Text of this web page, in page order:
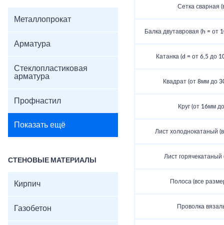
Металлопрокат
Арматура
Стеклопластиковая
арматура
Профнастил
Показать ещё
СТЕНОВЫЕ МАТЕРИАЛЫ
Кирпич
Газобетон
Сетка сварная
Балка двутавровая (h = от
Катанка (d = от 6,5 до
Квадрат (от 8мм до
Круг (от 16мм
Лист холоднокатаный
Лист
Полоса (все
Проволка